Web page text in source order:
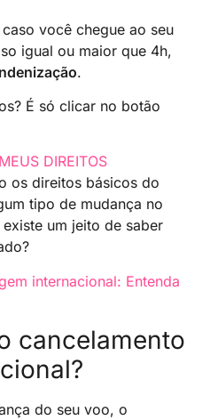
você chegue ao seu
igual ou maior que 4h,
.
É só clicar no botão
DIREITOS
os direitos básicos do
tipo de mudança no
um jeito de saber
internacional: Entenda
cancelamento
do seu voo, o